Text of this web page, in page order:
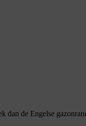
dan de Engelse